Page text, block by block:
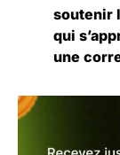
soutenir
qui
une